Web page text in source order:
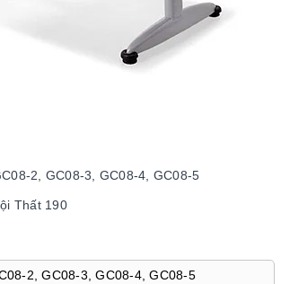
2, GC08-3, GC08-4, GC08-5
Thất 190
2, GC08-3, GC08-4, GC08-5